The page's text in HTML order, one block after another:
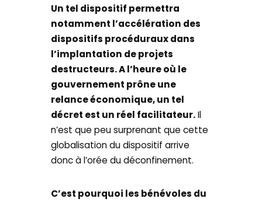
Un tel dispositif permettra
notamment l’accélération des
dispositifs procéduraux dans
l’implantation de projets
destructeurs. A l’heure où le
gouvernement prône une
relance économique, un tel
décret est un réel facilitateur.Il
n’est que peu surprenant que cette
globalisation du dispositif arrive
donc à l’orée du déconfinement.
C’est pourquoi les bénévoles du